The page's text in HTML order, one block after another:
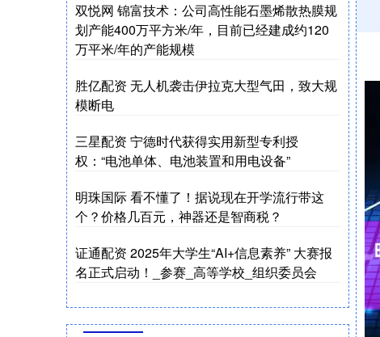
双悦网 锦富技术：公司高性能石墨烯散热膜规
划产能400万平方米/年，目前已经建成约120
万平米/年的产能规模
胜亿配资 无人机袭击伊拉克大型气田，致大规
模断电
三星配资 宁德时代获得实用新型专利授
权：“电池单体、电池装置和用电设备”
明珠国际 看不懂了！据说现在开学流行带这
个？价格几百元，神器还是智商税？
证通配资 2025年大学生“AI+信息素养” 大赛报
名正式启动！_参赛_高等学校_组织委员会